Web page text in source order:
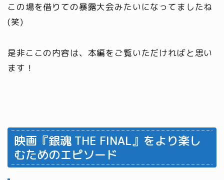
この場を借りての暴露大会みたいになってましたね
(笑)
是非ここの内容は、本編をご覧いただければと思い
ます！
映画『銀魂 THE FINAL』をより楽し
むためのエピソード